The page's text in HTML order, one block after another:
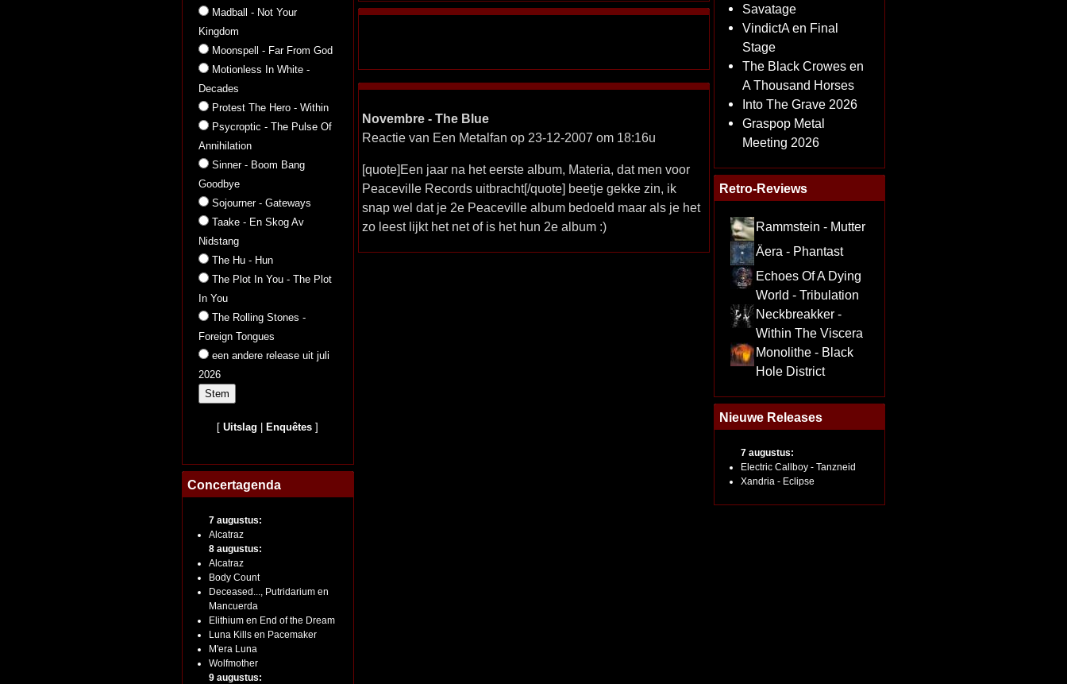
Madball - Not Your
Kingdom
Moonspell - Far From God
Motionless In White -
Decades
Protest The Hero - Within
Psycroptic - The Pulse Of
Annihilation
Sinner - Boom Bang
Goodbye
Sojourner - Gateways
Taake - En Skog Av
Nidstang
The Hu - Hun
The Plot In You - The Plot
In You
The Rolling Stones -
Foreign Tongues
een andere release uit juli
2026
[Uitslag Enquêtes ]
Concertagenda
7 augustus:
Alcatraz
8 augustus:
Alcatraz
Body Count
Deceased..., Putridarium en
Mancuerda
Elithium en End of the Dream
Luna Kills en Pacemaker
M'era Luna
Wolfmother
9 augustus:
Novembre - The Blue
Reactie van Een Metalfan op 23-12-2007 om 18:16u
[quote]Een jaar na het eerste album, Materia, dat men voor
Peaceville Records uitbracht[/quote] beetje gekke zin, ik
snap wel dat je 2e Peaceville album bedoeld maar als je het
zo leest lijkt het net of is het hun 2e album :)
Savatage
VindictA en Final
Stage
The Black Crowes en
A Thousand Horses
Into The Grave 2026
Graspop Metal
Meeting 2026
Retro-Reviews
Rammstein - Mutter
Äera - Phantast
Echoes Of A Dying
World - Tribulation
Neckbreakker -
Within The Viscera
Monolithe - Black
Hole District
Nieuwe Releases
7 augustus:
Electric Callboy - Tanzneid
Xandria - Eclipse